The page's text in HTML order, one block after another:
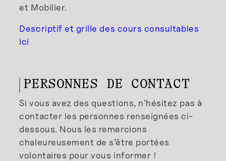
et Mobilier.
Descriptif et grille des cours consultables
ici
PERSONNES DE CONTACT
Si vous avez des questions, n’hésitez pas à
contacter les personnes renseignées ci-
dessous. Nous les remercions
chaleureusement de s’être portées
volontaires pour vous informer !